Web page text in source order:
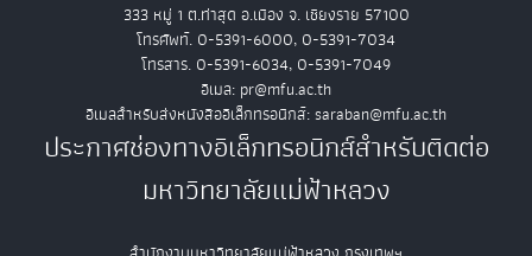
333 หมู่ 1 ต.ท่าสุด อ.เมือง จ. เชียงราย 57100
โทรศัพท์. 0-5391-6000, 0-5391-7034
โทรสาร. 0-5391-6034, 0-5391-7049
อีเมล: pr@mfu.ac.th
อีเมลสำหรับส่งหนังสืออิเล็กทรอนิกส์: saraban@mfu.ac.th
ประกาศช่องทางอิเล็กทรอนิกส์สำหรับติดต่อ
มหาวิทยาลัยแม่ฟ้าหลวง